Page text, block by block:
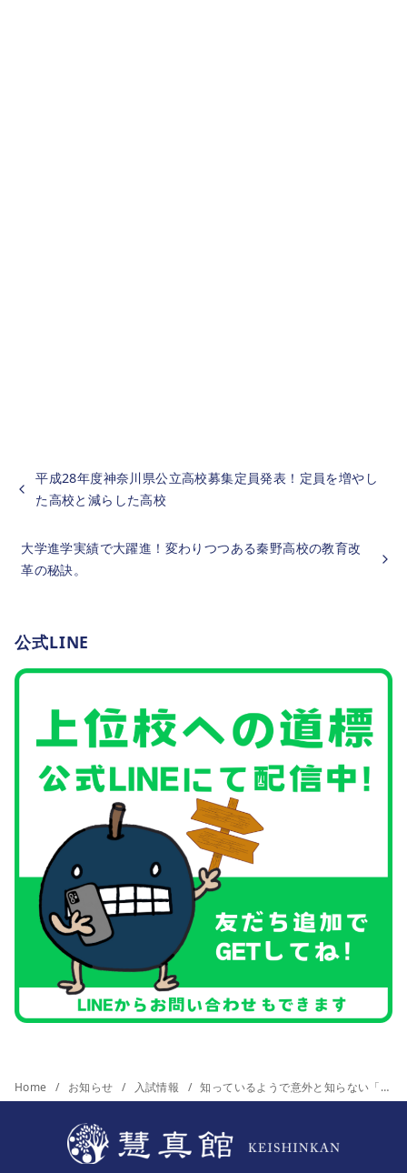
平成28年度神奈川県公立高校募集定員発表！定員を増やし
た高校と減らした高校
大学進学実績で大躍進！変わりつつある秦野高校の教育改
革の秘訣。
公式LINE
Home お知らせ 入試情報 知っているようで意外と知らない「単位制高校」のメリットデメリット